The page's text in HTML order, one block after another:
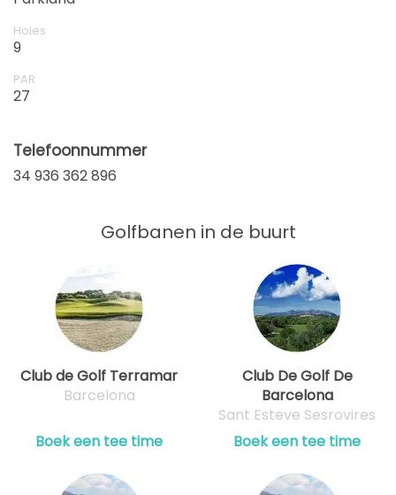
Holes
9
PAR
27
Telefoonnummer
34 936 362 896
Golfbanen in de buurt
Club de Golf Terramar
Barcelona
Boek een tee time
Club De Golf De
Barcelona
Sant Esteve Sesrovires
Boek een tee time